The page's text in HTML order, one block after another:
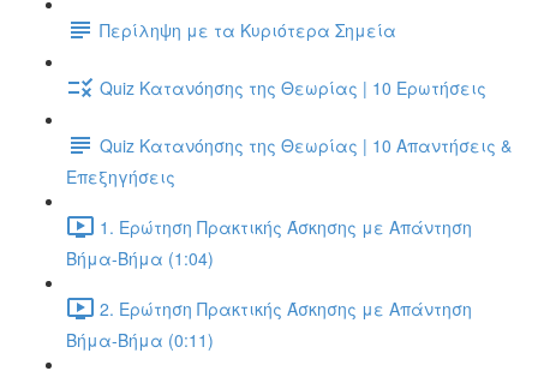
Περίληψη με τα Κυριότερα Σημεία
Quiz Κατανόησης της Θεωρίας | 10 Ερωτήσεις
Quiz Κατανόησης της Θεωρίας | 10 Απαντήσεις &
Επεξηγήσεις
1. Ερώτηση Πρακτικής Άσκησης με Απάντηση
Βήμα-Βήμα (1:04)
2. Ερώτηση Πρακτικής Άσκησης με Απάντηση
Βήμα-Βήμα (0:11)